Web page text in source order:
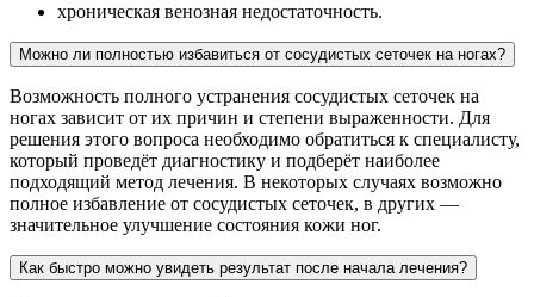
хроническая венозная недостаточность.
Можно ли полностью избавиться от сосудистых сеточек на ногах?
Возможность полного устранения сосудистых сеточек на
ногах зависит от их причин и степени выраженности. Для
решения этого вопроса необходимо обратиться к специалисту,
который проведёт диагностику и подберёт наиболее
подходящий метод лечения. В некоторых случаях возможно
полное избавление от сосудистых сеточек, в других —
значительное улучшение состояния кожи ног.
Как быстро можно увидеть результат после начала лечения?